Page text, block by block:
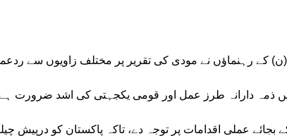
کے رہنماؤں نے مودی کی تقریر پر مختلف زاویوں سے
ذمہ دارانہ طرز عمل اور قومی یکجہتی کی اشد ضرورت
بجائے عملی اقدامات پر توجہ دے، تاکہ پاکستان کو درپیش